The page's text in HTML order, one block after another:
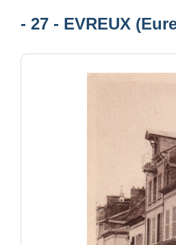
- 27 - EVREUX